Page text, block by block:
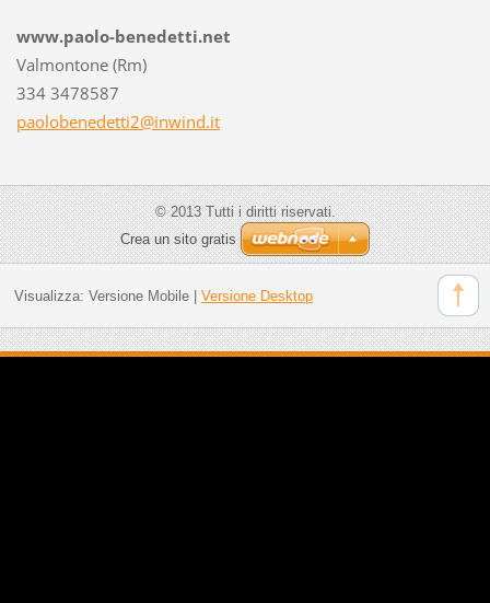
www.paolo-benedetti.net
Valmontone (Rm)
334 3478587
paolobenedetti2@inwind.it
© 2013 Tutti i diritti riservati.
Crea un sito gratis
Visualizza: Versione Mobile| Versione Desktop